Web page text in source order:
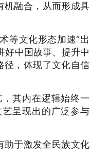
机融合，从而形成具
等文化形态加速“出
好中国故事、提升中
径，体现了文化自信
其内在逻辑始终一
呈现出的广泛参与
助于激发全民族文化